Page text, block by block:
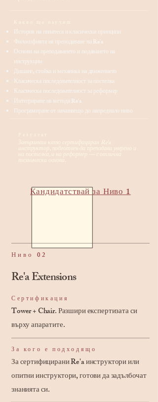
История на пилатеса и класически принципи
Философията на преподаване на Re'a
Основи на преподаването и подаването на
инструкции
Дишане, стойка и механика на движението
Класическа последователност за постелка
Класическа последователност за реформер
Интегриране на метода Re'a
Програмиране от начинаещо до напреднало ниво
Кандидатствай за Ниво 1
Ниво 02
Re'a Extensions
Сертификация
Tower + Chair. Разшири експертизата си
върху апаратите.
За кого е подходящо
За сертифицирани Re'a инструктори или
опитни инструктори, готови да задълбочат
знанията си.